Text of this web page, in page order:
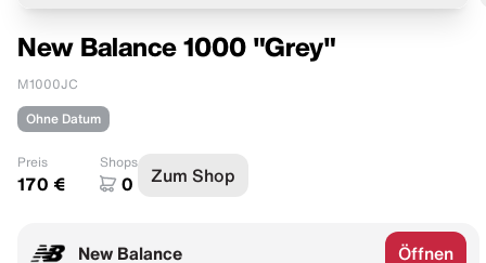
New Balance 1000 "Grey"
M1000JC
Ohne Datum
Preis
170 €
Shops
0 Zum Shop
New Balance Öffnen